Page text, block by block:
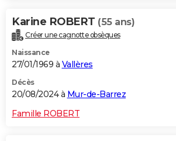
Karine ROBERT (55 ans)
Créer une cagnotte obsèques
Naissance
27/01/1969 à Vallères
Décès
20/08/2024 à Mur-de-Barrez
Famille ROBERT